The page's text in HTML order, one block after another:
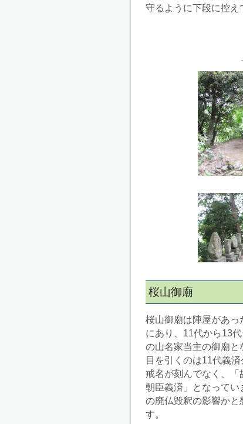
守るように下段に控え
桜山御廟
桜山御廟は陣屋があっ
にあり、11代から13
の山名家当主の御廟と
目を引くのは11代義
戒名が刻んでなく、「
朝臣義済」となってい
の廃仏毀釈の影響かと
す。